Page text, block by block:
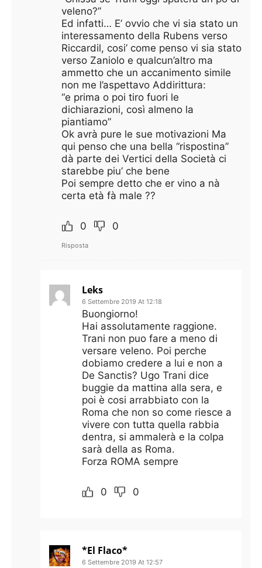
veleno?”
Ed infatti… E’ ovvio che vi sia stato un
interessamento della Rubens verso
Riccardil, cosi’ come penso vi sia stato
verso Zaniolo e qualcun’altro ma
ammetto che un accanimento simile
non me l’aspettavo Addirittura:
“e prima o poi tiro fuori le
dichiarazioni, così almeno la
piantiamo”
Ok avrà pure le sue motivazioni Ma
qui penso che una bella “rispostina”
dà parte dei Vertici della Società ci
starebbe piu’ che bene
Poi sempre detto che er vino a nà
certa età fà male ??
0 0
Risposta
Leks
6 Settembre 2019 At 12:18
Buongiorno!
Hai assolutamente raggione.
Trani non puo fare a meno di
versare veleno. Poi perche
dobiamo credere a lui e non a
De Sanctis? Ugo Trani dice
buggie da mattina alla sera, e
poi è cosi arrabbiato con la
Roma che non so come riesce a
vivere con tutta quella rabbia
dentra, si ammalerà e la colpa
sarà della as Roma.
Forza ROMA sempre
0 0
*El Flaco*
6 Settembre 2019 At 12:57